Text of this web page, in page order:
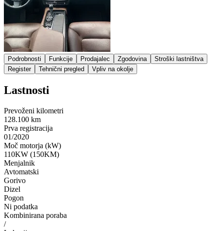
Podrobnosti Funkcije Prodajalec Zgodovina
Stroški lastništva
Register
Tehnični pregled Vpliv na okolje
Lastnosti
Prevoženi kilometri
128.100 km
Prva registracija
01/2020
Moč motorja (kW)
110KW (150KM)
Menjalnik
Avtomatski
Gorivo
Dizel
Pogon
Ni podatka
Kombinirana poraba
/